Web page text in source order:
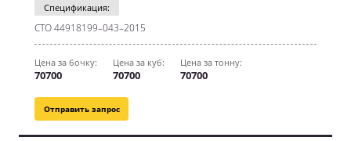
Отправить запрос
Спецификация:
CТО 44918199–043–2015
Цена за бочку:
70700
Цена за куб:
70700
Цена за тонну:
70700